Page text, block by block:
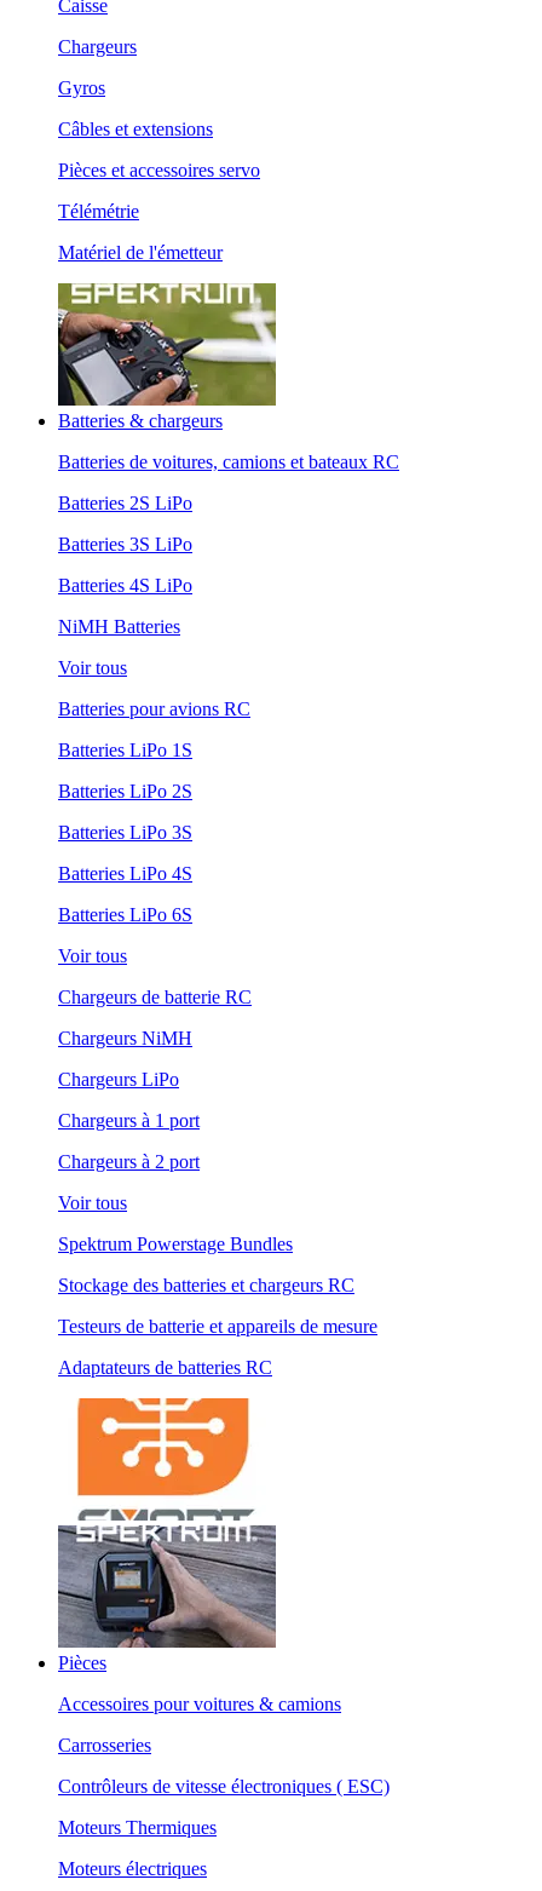
Caisse
Chargeurs
Gyros
Câbles et extensions
Pièces et accessoires servo
Télémétrie
Matériel de l'émetteur
Batteries & chargeurs
Batteries de voitures, camions et bateaux RC
Batteries 2S LiPo
Batteries 3S LiPo
Batteries 4S LiPo
NiMH Batteries
Voir tous
Batteries pour avions RC
Batteries LiPo 1S
Batteries LiPo 2S
Batteries LiPo 3S
Batteries LiPo 4S
Batteries LiPo 6S
Voir tous
Chargeurs de batterie RC
Chargeurs NiMH
Chargeurs LiPo
Chargeurs à 1 port
Chargeurs à 2 port
Voir tous
Spektrum Powerstage Bundles
Stockage des batteries et chargeurs RC
Testeurs de batterie et appareils de mesure
Adaptateurs de batteries RC
Pièces
Accessoires pour voitures & camions
Carrosseries
Contrôleurs de vitesse électroniques ( ESC)
Moteurs Thermiques
Moteurs électriques